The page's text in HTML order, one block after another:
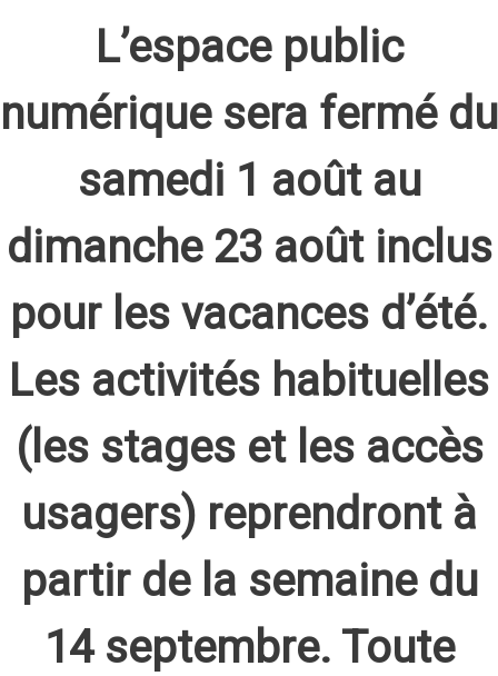
L’espace public
numérique sera fermé du
samedi 1 août au
dimanche 23 août inclus
pour les vacances d’été.
Les activités habituelles
(les stages et les accès
usagers) reprendront à
partir de la semaine du
14 septembre. Toute